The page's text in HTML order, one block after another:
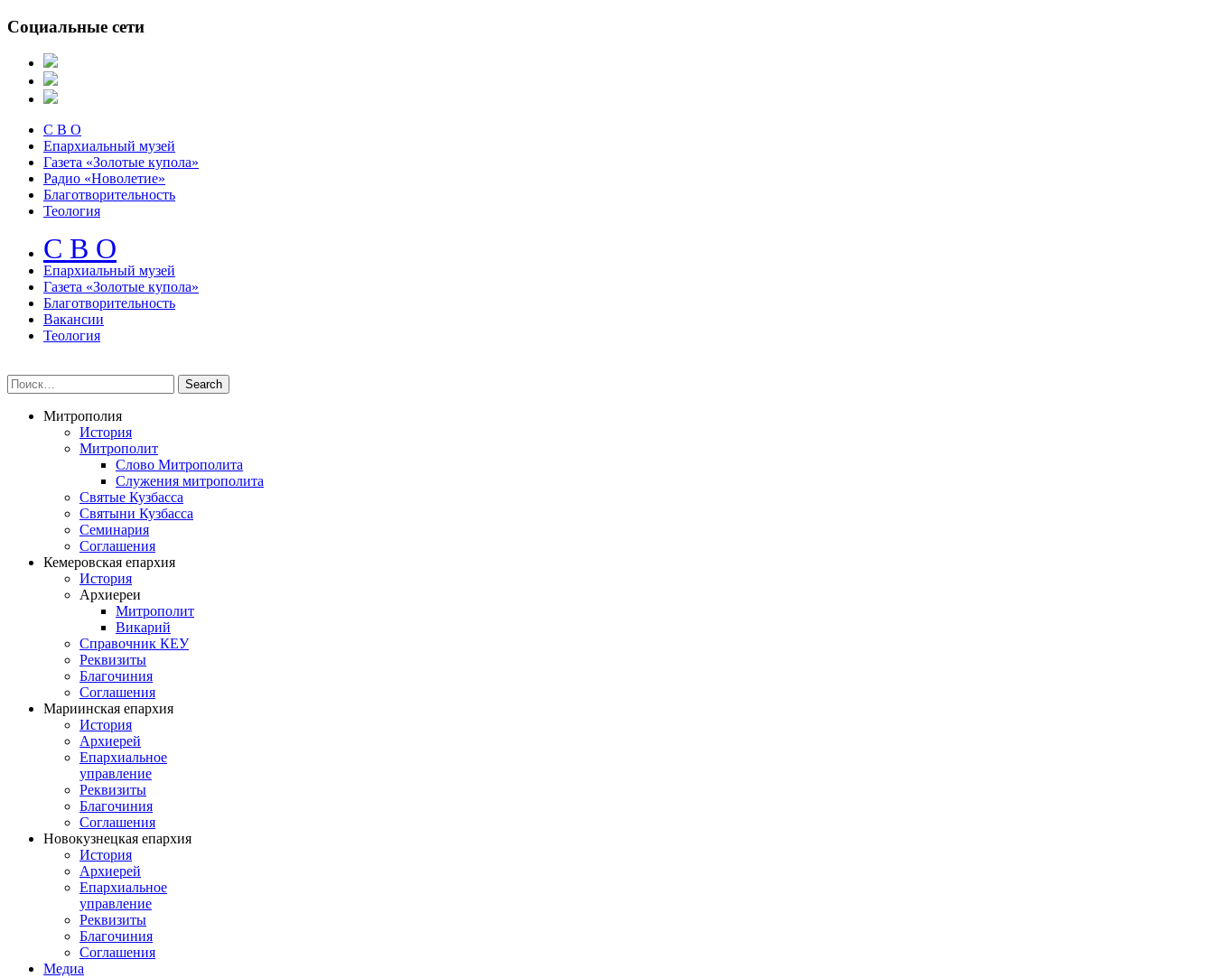
Социальные сети
С В О
Епархиальный музей
Газета «Золотые купола»
Радио «Новолетие»
Благотворительность
Теология
С В О
Епархиальный музeй
Газета «Золотые купола»
Благотворительность
Вакансии
Теология
Митрополия
История
Митрополит
Слово Митрополита
Служения митрополита
Святые Кузбасса
Святыни Кузбасса
Семинария
Соглашения
Кемеровская епархия
История
Архиереи
Митрополит
Викарий
Справочник КЕУ
Реквизиты
Благочиния
Соглашения
Мариинская епархия
История
Архиерей
Епархиальное
управление
Реквизиты
Благочиния
Соглашения
Новокузнецкая епархия
История
Архиерей
Епархиальное
управление
Реквизиты
Благочиния
Соглашения
Медиа